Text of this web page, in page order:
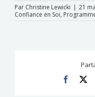
Par Christine Lewicki | 21
Confiance en Soi,